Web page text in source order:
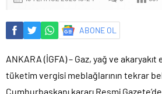
ABONE OL
ANKARA (İGFA) – Gaz, yağ ve
tüketim vergisi meblağlarının tekrar
Cumhurbaşkanı kararı Resmi